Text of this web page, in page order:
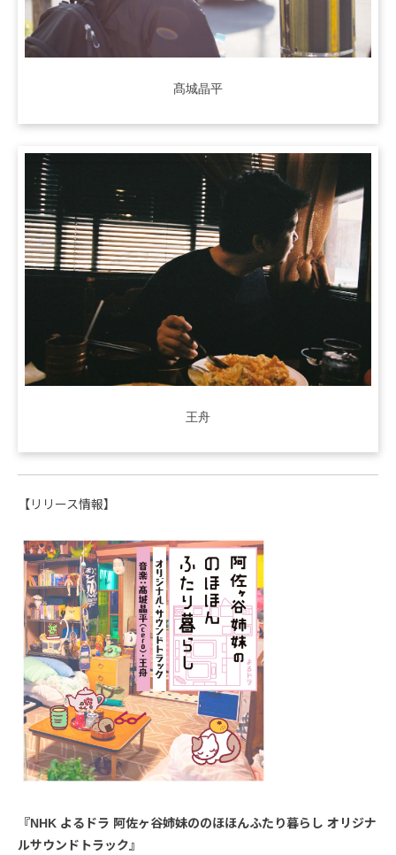
髙城晶平
王舟
【リリース情報】
『NHK よるドラ 阿佐ヶ谷姉妹ののほほんふたり暮らし オリジナ
ルサウンドトラック』